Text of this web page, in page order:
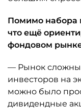
Помимо набора
что ещё
фондовом
— Рынок
инвесторов на
можно было
дивидендные